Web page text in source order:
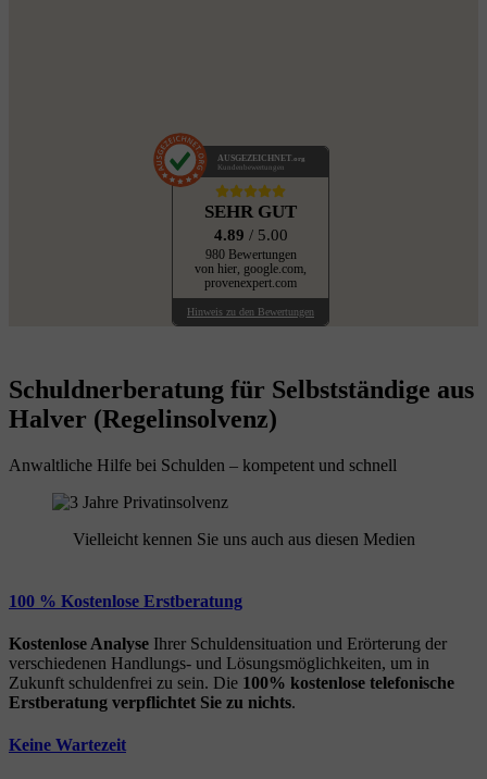
AUSGEZEICHNET .org
Kundenbewertungen
SEHR GUT
4.89 / 5.00
980 Bewertungen
von hier, google.com,
provenexpert.com
Hinweis zu den Bewertungen
Schuldnerberatung für Selbstständige aus
Halver (Regelinsolvenz)
Anwaltliche Hilfe bei Schulden – kompetent und schnell
Vielleicht kennen Sie uns auch aus diesen Medien
100 % Kostenlose Erstberatung
Kostenlose Analyse Ihrer Schuldensituation und Erörterung der
verschiedenen Handlungs- und Lösungsmöglichkeiten, um in
Zukunft schuldenfrei zu sein. Die 100% kostenlose telefonische
Erstberatung verpflichtet Sie zu nichts.
Keine Wartezeit